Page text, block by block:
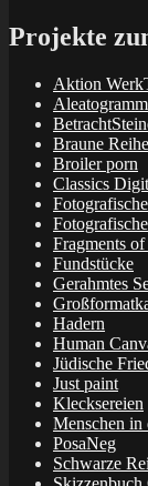
Projekte
Aktion
Braune Reihe
Broiler porn
Classics
Fragments
Fundstücke
Gerahmtes
Hadern
Human
Jüdische
Just paint
Klecksereien
Menschen in
PosaNeg
Schwarze